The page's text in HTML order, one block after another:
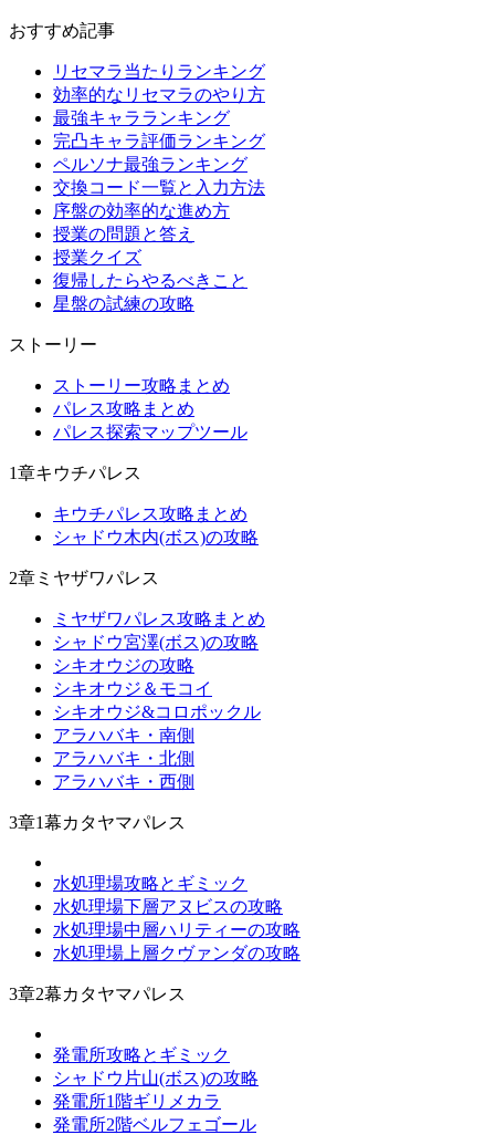
おすすめ記事
リセマラ当たりランキング
効率的なリセマラのやり方
最強キャラランキング
完凸キャラ評価ランキング
ペルソナ最強ランキング
交換コード一覧と入力方法
序盤の効率的な進め方
授業の問題と答え
授業クイズ
復帰したらやるべきこと
星盤の試練の攻略
ストーリー
ストーリー攻略まとめ
パレス攻略まとめ
パレス探索マップツール
1章キウチパレス
キウチパレス攻略まとめ
シャドウ木内(ボス)の攻略
2章ミヤザワパレス
ミヤザワパレス攻略まとめ
シャドウ宮澤(ボス)の攻略
シキオウジの攻略
シキオウジ＆モコイ
シキオウジ&コロポックル
アラハバキ・南側
アラハバキ・北側
アラハバキ・西側
3章1幕カタヤマパレス
水処理場攻略とギミック
水処理場下層アヌビスの攻略
水処理場中層ハリティーの攻略
水処理場上層クヴァンダの攻略
3章2幕カタヤマパレス
発電所攻略とギミック
シャドウ片山(ボス)の攻略
発電所1階ギリメカラ
発電所2階ベルフェゴール